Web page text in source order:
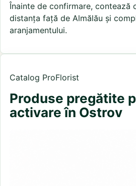
Înainte de confirmare, contează
distanța față de Almălău și
aranjamentului.
Catalog ProFlorist
Produse pregătite
activare în Ostrov